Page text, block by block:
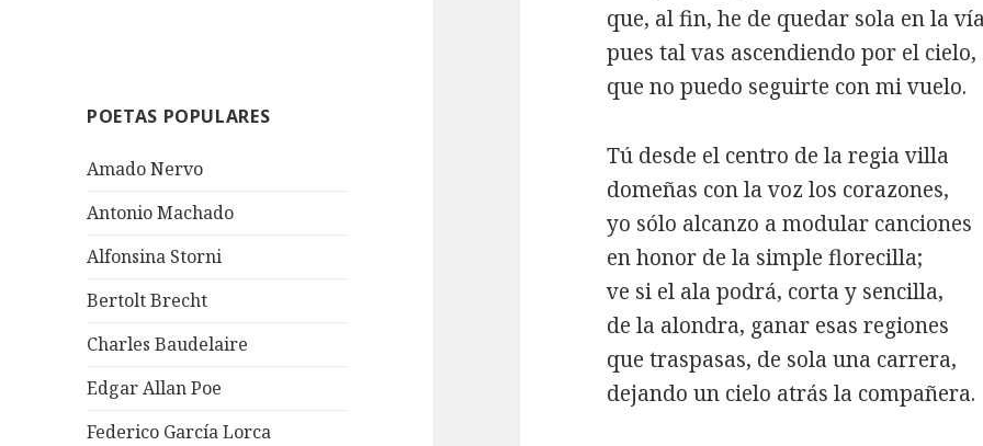
POETAS POPULARES
Amado Nervo
Antonio Machado
Alfonsina Storni
Bertolt Brecht
Charles Baudelaire
Edgar Allan Poe
Federico García Lorca
que, al fin, he de quedar sola en la
pues tal vas ascendiendo por el cielo,
que no puedo seguirte con mi vuelo.
Tú desde el centro de la regia villa
domeñas con la voz los corazones,
yo sólo alcanzo a modular canciones
en honor de la simple florecilla;
ve si el ala podrá, corta y sencilla,
de la alondra, ganar esas regiones
que traspasas, de sola una carrera,
dejando un cielo atrás la compañera.